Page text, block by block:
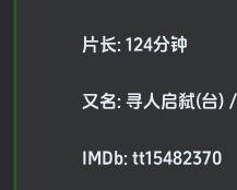
片长: 124分钟
又名: 寻人启弑(台)
IMDb: tt15482370